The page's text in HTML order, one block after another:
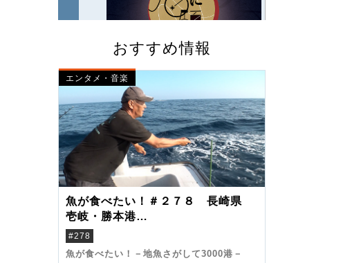
おすすめ情報
エンタメ・音楽
魚が食べたい！＃２７８ 長崎県
壱岐・勝本港
（クロマグロ）
#278
魚が食べたい！－地魚さがして3000港－